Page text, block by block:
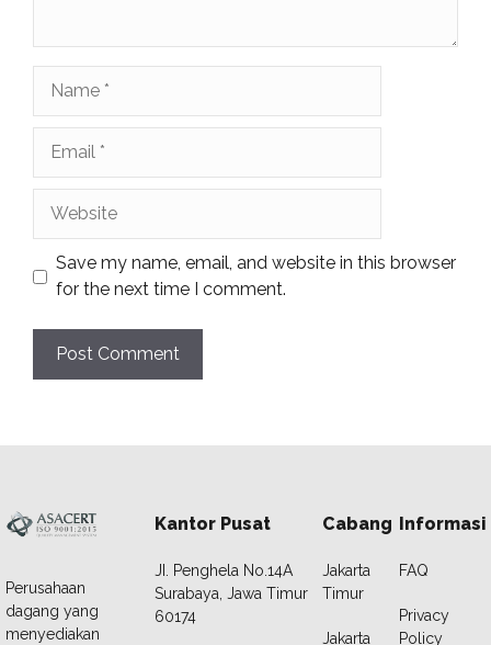
Save my name, email, and website in this browser
for the next time I comment.
Perusahaan
dagang yang
menyediakan
Kantor Pusat
JI. Penghela No.14A
Surabaya, Jawa Timur
60174
Cabang
Jakarta
Timur
Jakarta
Informasi
FAQ
Privacy
Policy